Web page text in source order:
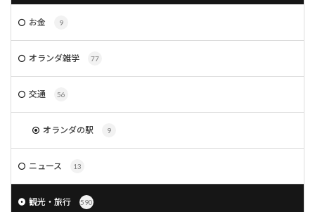
お金 9
オランダ雑学 77
交通 56
オランダの駅 9
ニュース 13
観光・旅行 590